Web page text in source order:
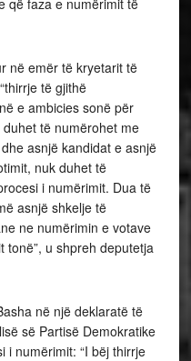
që faza e numërimit të
në emër të kryetarit të
të gjithë
e ambicies sonë për
të numërohet me
asnjë kandidat e asnjë
nuk duhet të
i numërimit. Dua të
asnjë shkelje të
ne numërimin e votave
tonë”, u shpreh deputetja
në një deklaratë të
së Partisë Demokratike
i numërimit: “I bëj thirrje